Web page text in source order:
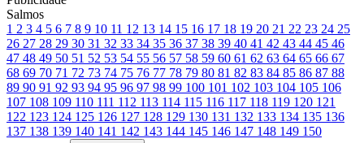
Salmos
1 2 3 4 5 6 7 8 9 10 11 12 13 14 15 16 17 18 19 20 21 22 23 24 25
26 27 28 29 30 31 32 33 34 35 36 37 38 39 40 41 42 43 44 45 46
47 48 49 50 51 52 53 54 55 56 57 58 59 60 61 62 63 64 65 66 67
68 69 70 71 72 73 74 75 76 77 78 79 80 81 82 83 84 85 86 87 88
89 90 91 92 93 94 95 96 97 98 99 100 101 102 103 104 105 106
107 108 109 110 111 112 113 114 115 116 117 118 119 120 121
122 123 124 125 126 127 128 129 130 131 132 133 134 135 136
137 138 139 140 141 142 143 144 145 146 147 148 149 150